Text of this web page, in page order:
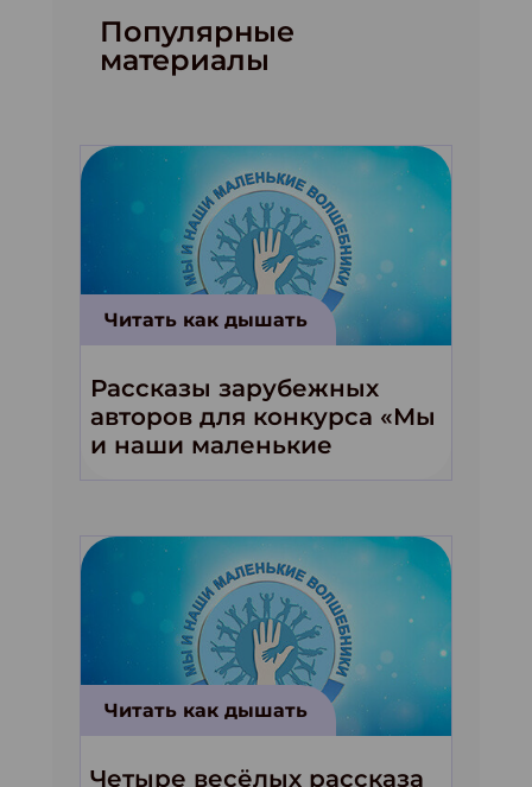
Популярные
материалы
Читать как дышать
Рассказы зарубежных
авторов для конкурса «Мы
и наши маленькие
волшебники!»
Читать как дышать
Четыре весёлых рассказа